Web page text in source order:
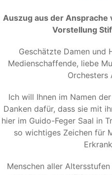
Auszug aus der Ansprache
Vorstellung
Geschätzte Damen und
Medienschaffende, liebe
Orchesters
Ich will Ihnen im Namen
Danken dafür, dass sie mit
hier im Guido-Feger Saal in
so wichtiges Zeichen für
Menschen aller